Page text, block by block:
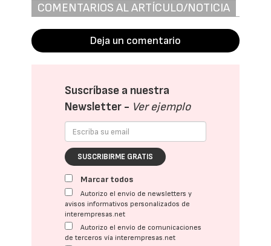
COMENTARIOS AL ARTÍCULO/NOTICIA
Deja un comentario
Suscríbase a nuestra
Newsletter - Ver ejemplo
SUSCRIBIRME GRATIS
Marcar todos
Autorizo el envío de newsletters y
avisos informativos personalizados de
interempresas.net
Autorizo el envío de comunicaciones
de terceros vía interempresas.net